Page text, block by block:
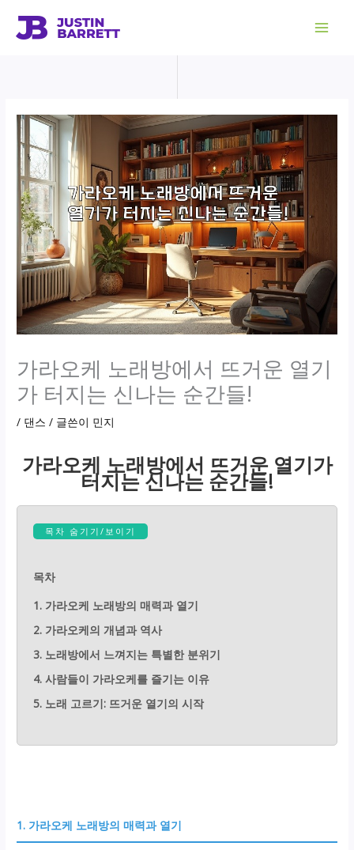
가라오케 노래방에서 뜨거운 열기
가 터지는 신나는 순간들!
/ 댄스 / 글쓴이 민지
가라오케 노래방에서 뜨거운 열기가
터지는 신나는 순간들!
목차 숨기기/보이기
목차
1. 가라오케 노래방의 매력과 열기
2. 가라오케의 개념과 역사
3. 노래방에서 느껴지는 특별한 분위기
4. 사람들이 가라오케를 즐기는 이유
5. 노래 고르기: 뜨거운 열기의 시작
1. 가라오케 노래방의 매력과 열기